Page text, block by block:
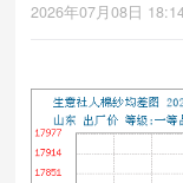
2026年07月08日